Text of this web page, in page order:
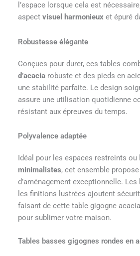
l’espace lorsque cela est
aspect visuel harmonieuxet épuré
Robustesse élégante
Conçues pour durer, ces tables
d’acaciarobuste et des pieds en
une stabilité parfaite. Le design
assure une utilisation quotidienne
résistant aux épreuves du temps.
Polyvalence adaptée
Idéal pour les espaces restreints ou
minimalistes, cet ensemble
d’aménagement exceptionnelle.
les finitions lustrées ajoutent
faisant de cette table gigogne
pour sublimer votre maison.
Tables basses gigognes rondes en